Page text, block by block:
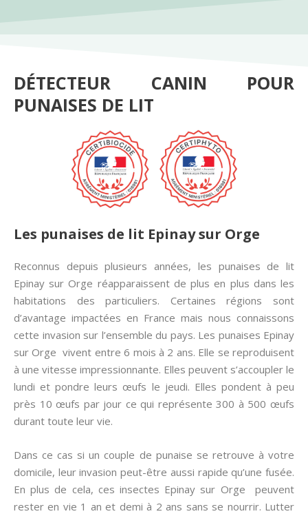
DÉTECTEUR CANIN POUR
PUNAISES DE LIT
Les punaises de lit Epinay sur Orge
Reconnus depuis plusieurs années, les punaises de lit
Epinay sur Orge réapparaissent de plus en plus dans les
habitations des particuliers. Certaines régions sont
d’avantage impactées en France mais nous connaissons
cette invasion sur l’ensemble du pays. Les punaises Epinay
sur Orge vivent entre 6 mois à 2 ans. Elle se reproduisent
à une vitesse impressionnante. Elles peuvent s’accoupler le
lundi et pondre leurs œufs le jeudi. Elles pondent à peu
près 10 œufs par jour ce qui représente 300 à 500 œufs
durant toute leur vie.
Dans ce cas si un couple de punaise se retrouve à votre
domicile, leur invasion peut-être aussi rapide qu’une fusée.
En plus de cela, ces insectes Epinay sur Orge peuvent
rester en vie 1 an et demi à 2 ans sans se nourrir. Lutter